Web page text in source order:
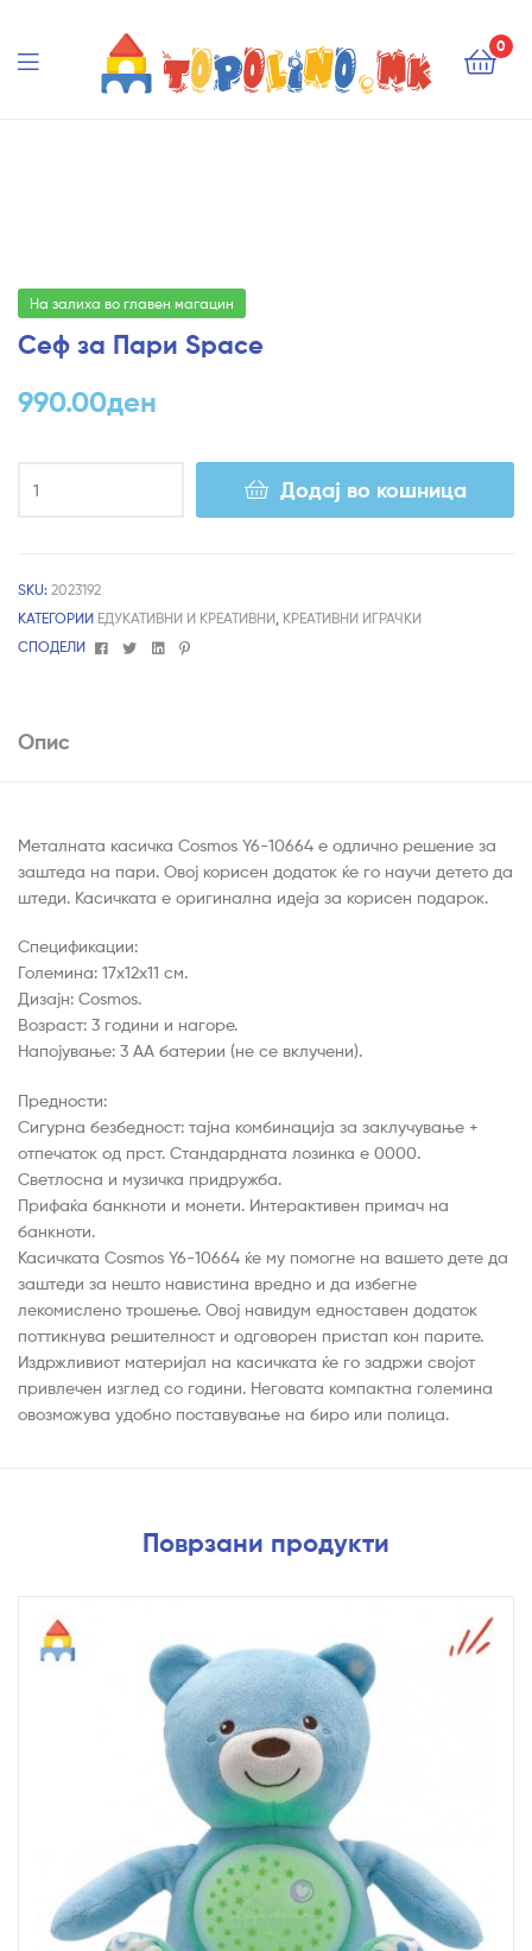
0
На залиха во главен магацин
Сеф за Пари Space
990.00ден
Додај во кошница
SKU: 2023192
КАТЕГОРИИ ЕДУКАТИВНИ И КРЕАТИВНИ, КРЕАТИВНИ ИГРАЧКИ
СПОДЕЛИ
FacebookTwitterLinkedin
Pinterest
Опис
Металната касичка Cosmos Y6-10664 е одлично решение за
заштеда на пари. Овој корисен додаток ќе го научи детето да
штеди. Касичката е оригинална идеја за корисен подарок.
Спецификации:
Големина: 17x12x11 см.
Дизајн: Cosmos.
Возраст: 3 години и нагоре.
Напојување: 3 AA батерии (не се вклучени).
Предности:
Сигурна безбедност: тајна комбинација за заклучување +
отпечаток од прст. Стандардната лозинка е 0000.
Светлосна и музичка придружба.
Прифаќа банкноти и монети. Интерактивен примач на
банкноти.
Касичката Cosmos Y6-10664 ќе му помогне на вашето дете да
заштеди за нешто навистина вредно и да избегне
лекомислено трошење. Овој навидум едноставен додаток
поттикнува решителност и одговорен пристап кон парите.
Издржливиот материјал на касичката ќе го задржи својот
привлечен изглед со години. Неговата компактна големина
овозможува удобно поставување на биро или полица.
Поврзани продукти